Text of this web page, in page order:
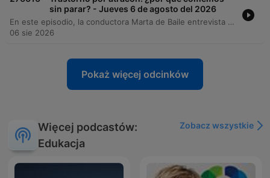
sin parar? - Jueves 6 de agosto del 2026
En este episodio, la conductora Marta de Baile entrevista al Dr. Armando Barriguete para profundizar en el trastorno por atracón (binge eating) y su estrecha relación con la obesidad. Se analizan las características fisiológicas y emocionales de este trastorno, diferenciándolo de la gula y explorando cómo el entorno obesogénico y los mecanismos de regulación emocional influyen en los hábitos alimenticios. El Dr. Barriguete detalla el ciclo de pérdida de control vinculado a las emociones y la importancia de un abordaje profesional multidisciplinario. Se enfatiza que el tratamiento debe centrarse en entender la raíz emocional del comportamiento antes de recurrir a restricciones dietéticas.
06 sie 2026
Pokaż więcej odcinków
Więcej podcastów:
Edukacja
Zobacz wszystkie